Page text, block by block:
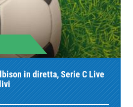
in diretta, Serie C Live